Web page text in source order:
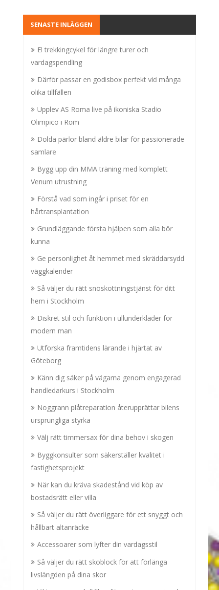
SENASTE INLÄGGEN
El trekkingcykel för längre turer och
vardagspendling
Därför passar en godisbox perfekt vid många
olika tillfällen
Upplev AS Roma live på ikoniska Stadio
Olimpico i Rom
Dolda pärlor bland äldre bilar för passionerade
samlare
Bygg upp din MMA träning med komplett
Venum utrustning
Förstå vad som ingår i priset för en
hårtransplantation
Grundläggande första hjälpen som alla bör
kunna
Ge personlighet åt hemmet med skräddarsydd
väggkalender
Så väljer du rätt snöskottningstjänst för ditt
hem i Stockholm
Diskret stil och funktion i ullunderkläder för
modern man
Utforska framtidens lärande i hjärtat av
Göteborg
Känn dig säker på vägarna genom engagerad
handledarkurs i Stockholm
Noggrann plåtreparation återupprättar bilens
ursprungliga styrka
Välj rätt timmersax för dina behov i skogen
Byggkonsulter som säkerställer kvalitet i
fastighetsprojekt
När kan du kräva skadestånd vid köp av
bostadsrätt eller villa
Så väljer du rätt överliggare för ett snyggt och
hållbart altanräcke
Accessoarer som lyfter din vardagsstil
Så väljer du rätt skoblock för att förlänga
livslängden på dina skor